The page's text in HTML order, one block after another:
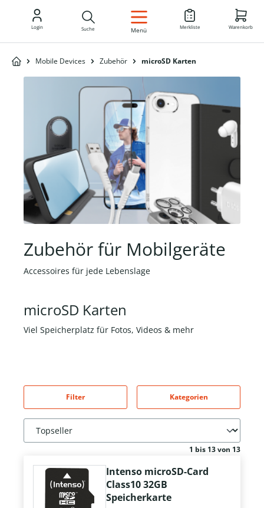
DE
Login Suche Menü Merkliste Warenkorb
Mobile Devices Zubehör microSD Karten
Zubehör für Mobilgeräte
Accessoires für jede Lebenslage
microSD Karten
Viel Speicherplatz für Fotos, Videos & mehr
Filter Kategorien
1 bis 13 von 13
Intenso microSD-Card
Class10 32GB
Speicherkarte